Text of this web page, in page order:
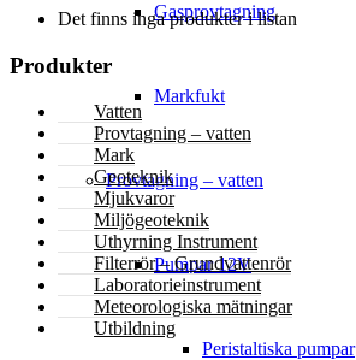
Gasprovtagning
Markfukt
Provtagning – vatten
Pumpar 12V
Peristaltiska pumpar
Det finns inga produkter i listan
Produkter
Vatten
Provtagning – vatten
Mark
Geoteknik
Mjukvaror
Miljögeoteknik
Uthyrning Instrument
Filterrör – Grundvattenrör
Laboratorieinstrument
Meteorologiska mätningar
Utbildning